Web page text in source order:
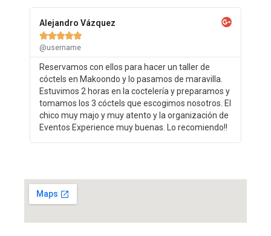
Alejandro Vázquez

@username
Reservamos con ellos para hacer un taller de
cóctels en Makoondo y lo pasamos de maravilla.
Estuvimos 2 horas en la coctelería y preparamos y
tomamos los 3 cóctels que escogimos nosotros. El
chico muy majo y muy atento y la organización de
Eventos Experience muy buenas. Lo recomiendo!!